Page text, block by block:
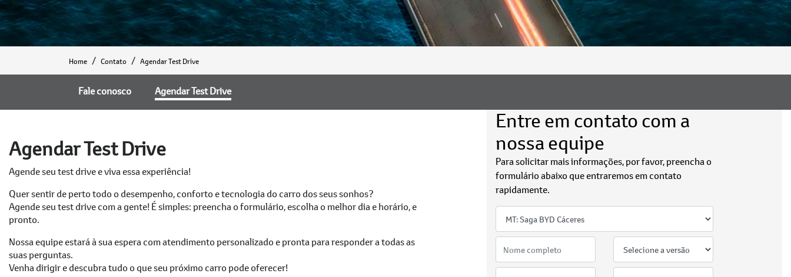
Home Contato Agendar Test Drive
Fale conosco Agendar Test Drive
Agendar Test Drive
Agende seu test drive e viva essa experiência!
Quer sentir de perto todo o desempenho, conforto e tecnologia do carro dos seus sonhos?
Agende seu test drive com a gente! É simples: preencha o formulário, escolha o melhor dia e horário, e
pronto.
Nossa equipe estará à sua espera com atendimento personalizado e pronta para responder a todas as
suas perguntas.
Venha dirigir e descubra tudo o que seu próximo carro pode oferecer!
Entre em contato com a
nossa equipe
Para solicitar mais informações, por favor, preencha o
formulário abaixo que entraremos em contato
rapidamente.